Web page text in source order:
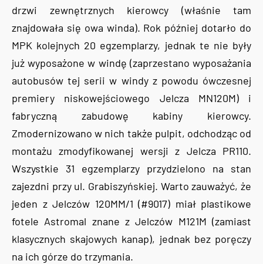
drzwi zewnętrznych kierowcy (właśnie tam
znajdowała się owa winda). Rok później dotarło do
MPK kolejnych 20 egzemplarzy, jednak te nie były
już wyposażone w windę (zaprzestano wyposażania
autobusów tej serii w windy z powodu ówczesnej
premiery niskowejściowego Jelcza MN120M) i
fabryczną zabudowę kabiny kierowcy.
Zmodernizowano w nich także pulpit, odchodząc od
montażu zmodyfikowanej wersji z Jelcza PR110.
Wszystkie 31 egzemplarzy przydzielono na stan
zajezdni przy ul. Grabiszyńskiej. Warto zauważyć, że
jeden z Jelczów 120MM/1 (#9017) miał plastikowe
fotele Astromal znane z Jelczów M121M (zamiast
klasycznych skajowych kanap), jednak bez poręczy
na ich górze do trzymania.